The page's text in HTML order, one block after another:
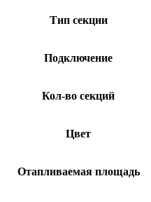
Тип секции
Подключение
Кол-во секций
Цвет
Отапливаемая площадь